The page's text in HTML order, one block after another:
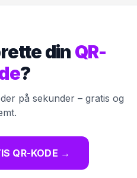
din QR-
?
på sekunder – gratis og
QR-KODE →